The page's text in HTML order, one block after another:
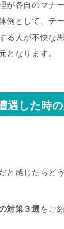
が各自のマナ
例として、テ
る人が不快な
となります。
遇した時
と感じたらど
対策３選 をご